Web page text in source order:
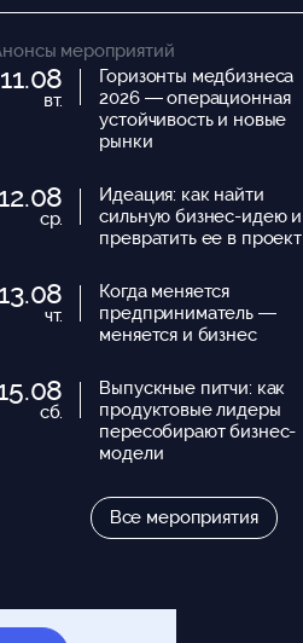
мероприятий
11.08
вт.
Горизонты медбизнеса
2026 — операционная
устойчивость и новые
рынки
12.08
ср.
Идеация: как найти
сильную бизнес-идею и
превратить ее в проект
13.08
чт.
Когда меняется
предприниматель —
меняется и бизнес
сб.
Выпускные питчи: как
продуктовые лидеры
пересобирают бизнес-
модели
Все мероприятия